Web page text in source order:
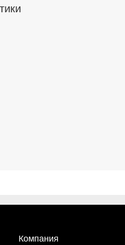
Компания